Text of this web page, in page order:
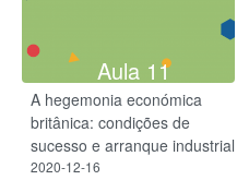
Aula 11
A hegemonia económica
britânica: condições de
sucesso e arranque industrial
2020-12-16